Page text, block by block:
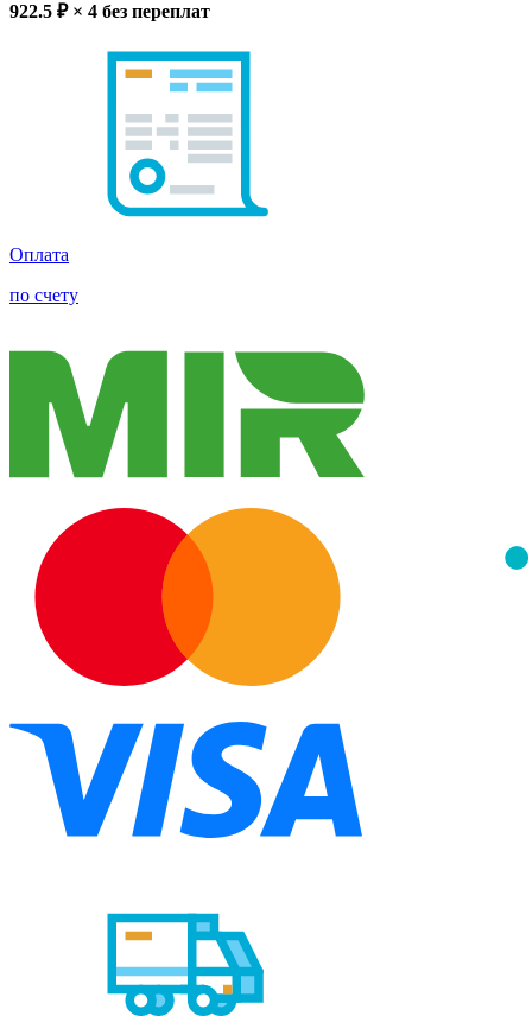
922.5 ₽ × 4 без переплат
Оплата
по счету